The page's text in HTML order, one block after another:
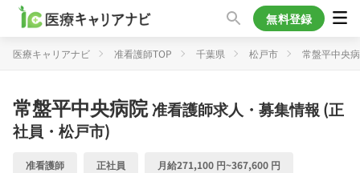
無料登録
医療キャリアナビ 准看護師TOP 千葉県 松戸市 常盤平中央
常盤平中央病院准看護師求人・募集情報 (正
社員・松戸市)
准看護師 正社員 月給271,100 円~367,600 円